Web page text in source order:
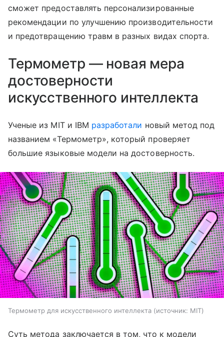
сможет предоставлять персонализированные
рекомендации по улучшению производительности
и предотвращению травм в разных видах спорта.
Термометр — новая мера
достоверности
искусственного интеллекта
Ученые из MIT и IBM разработали новый метод под
названием «Термометр», который проверяет
большие языковые модели на достоверность.
Термометр для искусственного интеллекта источник: MIT
Суть метода заключается в том, что к модели